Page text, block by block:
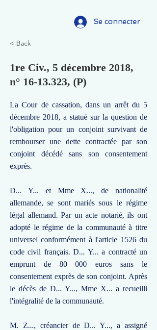
Se connecter
< Back
1re Civ., 5 décembre 2018,
n° 16-13.323, (P)
La Cour de cassation, dans un arrêt du 5
décembre 2018, a statué sur la question de
l'obligation pour un conjoint survivant de
rembourser une dette contractée par son
conjoint décédé sans son consentement
exprès.
D... Y... et Mme X..., de nationalité
allemande, se sont mariés sous le régime
légal allemand. Par un acte notarié, ils ont
adopté le régime de la communauté à titre
universel conformément à l'article 1526 du
code civil français. D... Y... a contracté un
emprunt de 80 000 euros sans le
consentement exprès de son conjoint. Après
le décès de D... Y..., Mme X... a recueilli
l'intégralité de la communauté.
M. Z..., créancier de D... Y..., a assigné